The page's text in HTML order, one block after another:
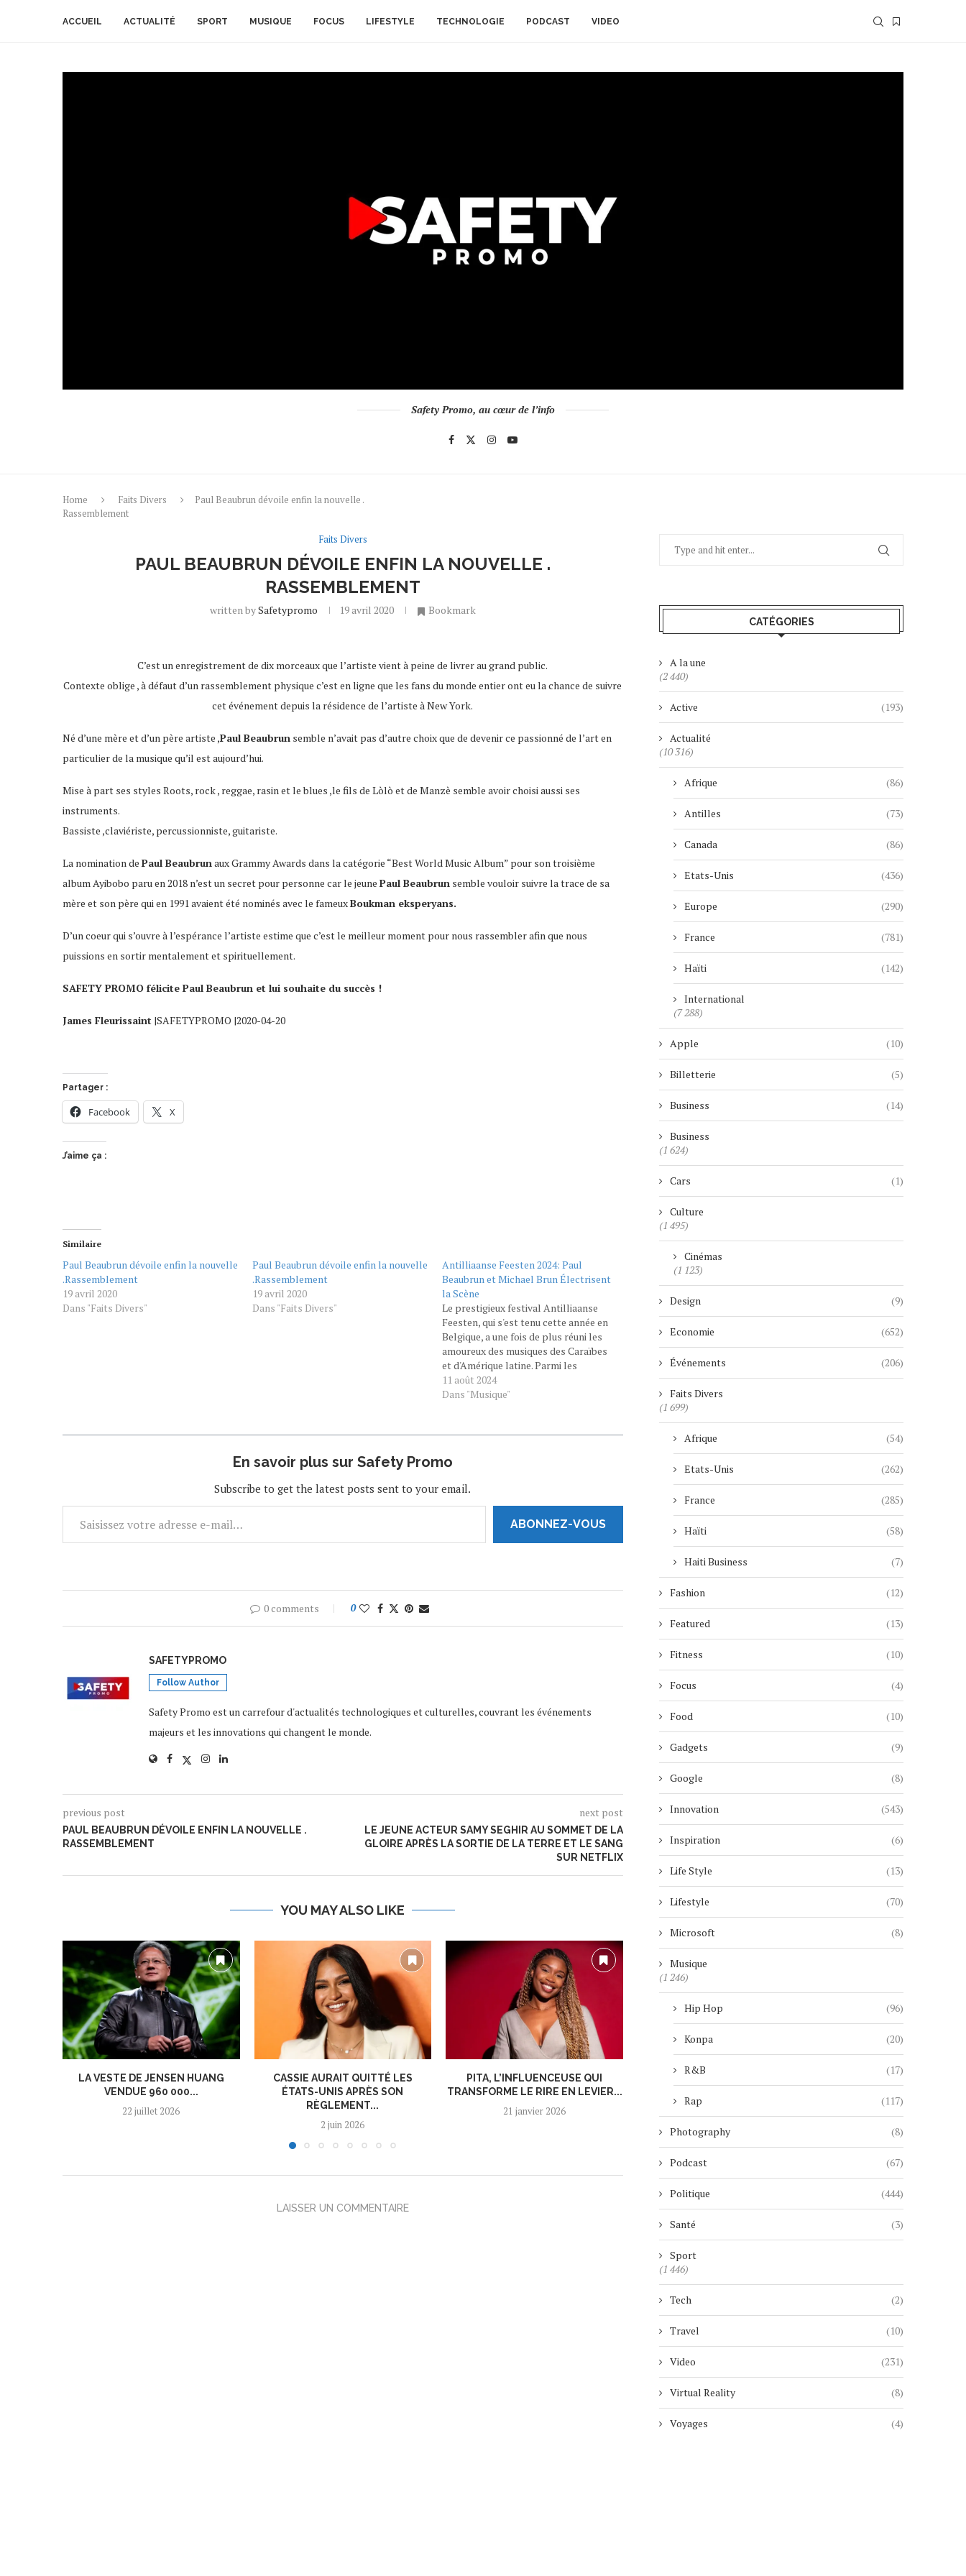
ACCUEIL ACTUALITÉ SPORT MUSIQUE FOCUS LIFESTYLE TECHNOLOGIE PODCAST VIDEO
Safety Promo, au cœur de l’info
Home Faits Divers
Paul Beaubrun dévoile enfin la nouvelle .
Rassemblement
Faits Divers
PAUL BEAUBRUN DÉVOILE ENFIN LA NOUVELLE .
RASSEMBLEMENT
written bySafetypromo 19 avril 2020 Bookmark
C’est un enregistrement de dix morceaux que l’artiste vient à peine de livrer au grand public.
Contexte oblige , à défaut d’un rassemblement physique c’est en ligne que les fans du monde entier ont eu la chance de suivre
cet événement depuis la résidence de l’artiste à New York.
Né d’une mère et d’un père artiste ,Paul Beaubrun semble n’avait pas d’autre choix que de devenir ce passionné de l’art en
particulier de la musique qu’il est aujourd’hui.
Mise à part ses styles Roots, rock , reggae, rasin et le blues ,le fils de Lòlò et de Manzè semble avoir choisi aussi ses
instruments.
Bassiste ,claviériste, percussionniste, guitariste.
La nomination de Paul Beaubrunaux Grammy Awards dans la catégorie “Best World Music Album” pour son troisième
album Ayibobo paru en 2018 n’est un secret pour personne car le jeune Paul Beaubrun semble vouloir suivre la trace de sa
mère et son père qui en 1991 avaient été nominés avec le fameuxBoukman eksperyans.
D’un coeur qui s’ouvre à l’espérance l’artiste estime que c’est le meilleur moment pour nous rassembler afin que nous
puissions en sortir mentalement et spirituellement.
SAFETY PROMO félicite Paul Beaubrun et lui souhaite du succès !
James Fleurissaint |SAFETYPROMO |2020-04-20
Partager :
Facebook X
J’aime ça :
Similaire
Paul Beaubrun dévoile enfin la nouvelle
.Rassemblement
19 avril 2020
Dans "Faits Divers"
Paul Beaubrun dévoile enfin la nouvelle
.Rassemblement
19 avril 2020
Dans "Faits Divers"
Antilliaanse Feesten 2024: Paul
Beaubrun et Michael Brun Électrisent
la Scène
Le prestigieux festival Antilliaanse
Feesten, qui s'est tenu cette année en
Belgique, a une fois de plus réuni les
amoureux des musiques des Caraïbes
et d'Amérique latine. Parmi les
nombreux artistes qui ont marqué cet
événement, deux noms se sont
Michael…
11 août 2024
Dans "Musique"
En savoir plus sur Safety Promo
Subscribe to get the latest posts sent to your email.
ABONNEZ-VOUS
0 comments 0
SAFETYPROMO
Follow Author
Safety Promo est un carrefour d'actualités technologiques et culturelles, couvrant les événements
majeurs et les innovations qui changent le monde.
previous post
PAUL BEAUBRUN DÉVOILE ENFIN LA NOUVELLE .
RASSEMBLEMENT
next post
LE JEUNE ACTEUR SAMY SEGHIR AU SOMMET DE LA
GLOIRE APRÈS LA SORTIE DE LA TERRE ET LE SANG
SUR NETFLIX
YOU MAY ALSO LIKE
LA VESTE DE JENSEN HUANG
VENDUE 960 000...
22 juillet 2026
CASSIE AURAIT QUITTÉ LES
ÉTATS-UNIS APRÈS SON
RÈGLEMENT...
2 juin 2026
PITA, L’INFLUENCEUSE QUI
TRANSFORME LE RIRE EN LEVIER...
21 janvier 2026 4 janvier 2026
UNE RETRAITÉE
29 novembre 2025
LAISSER UN COMMENTAIRE
CATÉGORIES
A la une
(2 440)
Active (193)
Actualité
(10 316)
Afrique (86)
Antilles (73)
Canada (86)
Etats-Unis (436)
Europe (290)
France (781)
Haïti (142)
International
(7 288)
Apple (10)
Billetterie (5)
Business (14)
Business
(1 624)
Cars (1)
Culture
(1 495)
Cinémas
(1 123)
Design (9)
Economie (652)
Événements (206)
Faits Divers
(1 699)
Afrique (54)
Etats-Unis (262)
France (285)
Haïti (58)
Haiti Business (7)
Fashion (12)
Featured (13)
Fitness (10)
Focus (4)
Food (10)
Gadgets (9)
Google (8)
Innovation (543)
Inspiration (6)
Life Style (13)
Lifestyle (70)
Microsoft (8)
Musique
(1 246)
Hip Hop (96)
Konpa (20)
R&B (17)
Rap (117)
Photography (8)
Podcast (67)
Politique (444)
Santé (3)
Sport
(1 446)
Tech (2)
Travel (10)
Video (231)
Virtual Reality (8)
Voyages (4)